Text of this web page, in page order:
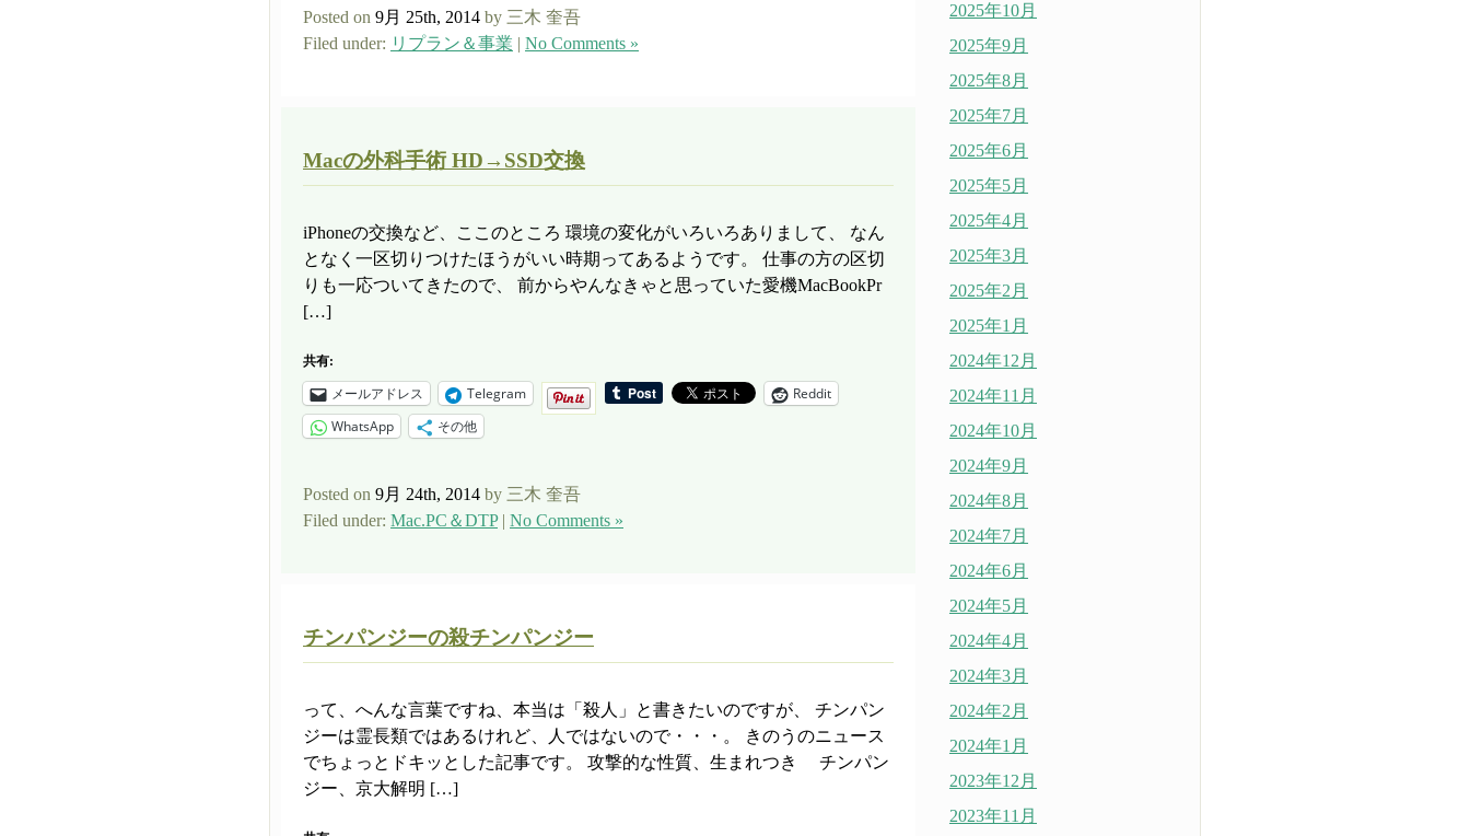
Posted on 9月 25th, 2014 by 三木 奎吾
Filed under: リプラン＆事業 | No Comments »
Macの外科手術 HD→SSD交換
iPhoneの交換など、ここのところ 環境の変化がいろいろありまして、 なん
となく一区切りつけたほうがいい時期ってあるようです。 仕事の方の区切
りも一応ついてきたので、 前からやんなきゃと思っていた愛機MacBookPr
[…]
共有:
メールアドレス Telegram
Reddit
WhatsApp
その他
Posted on 9月 24th, 2014 by 三木 奎吾
Filed under: Mac.PC＆DTP| No Comments »
チンパンジーの殺チンパンジー
って、へんな言葉ですね、本当は「殺人」と書きたいのですが、 チンパン
ジーは霊長類ではあるけれど、人ではないので・・・。 きのうのニュース
でちょっとドキッとした記事です。 攻撃的な性質、生まれつき チンパン
ジー、京大解明 […]
2025年10月
2025年9月
2025年8月
2025年7月
2025年6月
2025年5月
2025年4月
2025年3月
2025年2月
2025年1月
2024年12月
2024年11月
2024年10月
2024年9月
2024年8月
2024年7月
2024年6月
2024年5月
2024年4月
2024年3月
2024年2月
2024年1月
2023年12月
2023年11月